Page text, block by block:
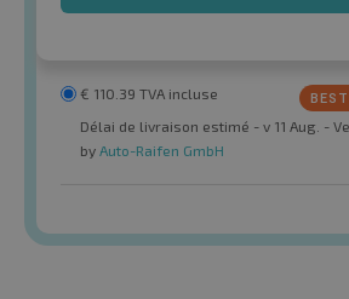
€ 110.39 TVA incluse
Délai de livraison estimé - v 11 Aug. -
by Auto-Raifen GmbH